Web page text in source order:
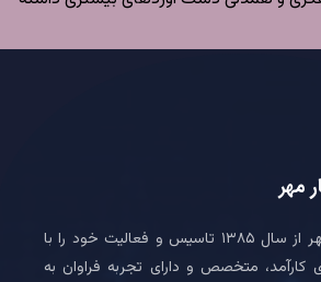
مهر
شرکت صابر انصار مهر از سال ۱۳۸۵ تاسیس و فعالیت خود را با
کارآمد، متخصص و دارای تجربه فراوان به